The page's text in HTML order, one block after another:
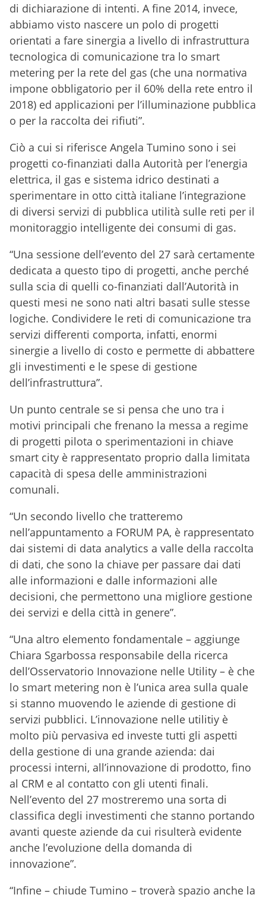
di dichiarazione di intenti. A fine 2014, invece,
abbiamo visto nascere un polo di progetti
orientati a fare sinergia a livello di infrastruttura
tecnologica di comunicazione tra lo smart
metering per la rete del gas (che una normativa
impone obbligatorio per il 60% della rete entro il
2018) ed applicazioni per l’illuminazione pubblica
o per la raccolta dei rifiuti”.
Ciò a cui si riferisce Angela Tumino sono i sei
progetti co-finanziati dalla Autorità per l’energia
elettrica, il gas e sistema idrico destinati a
sperimentare in otto città italiane l’integrazione
di diversi servizi di pubblica utilità sulle reti per il
monitoraggio intelligente dei consumi di gas.
“Una sessione dell’evento del 27 sarà certamente
dedicata a questo tipo di progetti, anche perché
sulla scia di quelli co-finanziati dall’Autorità in
questi mesi ne sono nati altri basati sulle stesse
logiche. Condividere le reti di comunicazione tra
servizi differenti comporta, infatti, enormi
sinergie a livello di costo e permette di abbattere
gli investimenti e le spese di gestione
dell’infrastruttura”.
Un punto centrale se si pensa che uno tra i
motivi principali che frenano la messa a regime
di progetti pilota o sperimentazioni in chiave
smart city è rappresentato proprio dalla limitata
capacità di spesa delle amministrazioni
comunali.
“Un secondo livello che tratteremo
nell’appuntamento a FORUM PA, è rappresentato
dai sistemi di data analytics a valle della raccolta
di dati, che sono la chiave per passare dai dati
alle informazioni e dalle informazioni alle
decisioni, che permettono una migliore gestione
dei servizi e della città in genere”.
“Una altro elemento fondamentale – aggiunge
Chiara Sgarbossa responsabile della ricerca
dell’Osservatorio Innovazione nelle Utility – è che
lo smart metering non è l’unica area sulla quale
si stanno muovendo le aziende di gestione di
servizi pubblici. L’innovazione nelle utilitiy è
molto più pervasiva ed investe tutti gli aspetti
della gestione di una grande azienda: dai
processi interni, all’innovazione di prodotto, fino
al CRM e al contatto con gli utenti finali.
Nell’evento del 27 mostreremo una sorta di
classifica degli investimenti che stanno portando
avanti queste aziende da cui risulterà evidente
anche l’evoluzione della domanda di
innovazione”.
“Infine – chiude Tumino – troverà spazio anche la